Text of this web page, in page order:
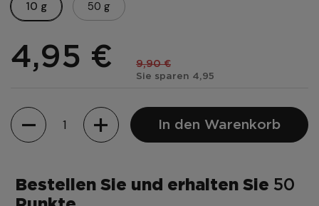
10 g 50 g
4,95 € 9,90 €
Sie sparen 4,95
Menge
In den Warenkorb
Bestellen Sie und erhalten Sie 50